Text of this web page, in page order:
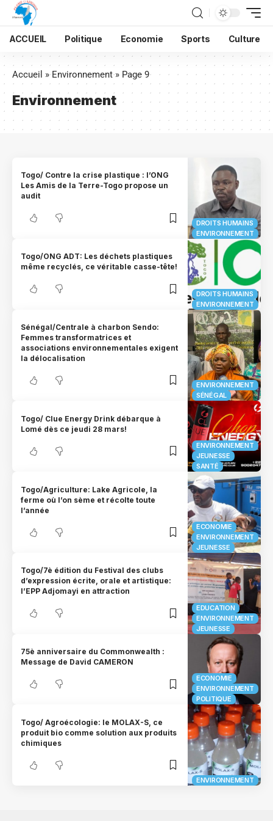
ACCUEIL Politique Economie Sports Culture
Accueil »Environnement» Page 9
Environnement
DROITS HUMAINS
ENVIRONNEMENT
Togo/ Contre la crise plastique : l’ONG
Les Amis de la Terre-Togo propose un
audit
DROITS HUMAINS
ENVIRONNEMENT
Togo/ONG ADT: Les déchets plastiques
même recyclés, ce véritable casse-tête!
ENVIRONNEMENT
SÉNÉGAL
Sénégal/Centrale à charbon Sendo:
Femmes transformatrices et
associations environnementales exigent
la délocalisation
ENVIRONNEMENT
JEUNESSE
SANTÉ
Togo/ Clue Energy Drink débarque à
Lomé dès ce jeudi 28 mars!
ECONOMIE
ENVIRONNEMENT
JEUNESSE
Togo/Agriculture: Lake Agricole, la
ferme où l’on sème et récolte toute
l’année
EDUCATION
ENVIRONNEMENT
JEUNESSE
Togo/7è édition du Festival des clubs
d’expression écrite, orale et artistique:
l’EPP Adjomayi en attraction
ECONOMIE
ENVIRONNEMENT
POLITIQUE
75è anniversaire du Commonwealth :
Message de David CAMERON
ENVIRONNEMENT
Togo/ Agroécologie: le MOLAX-S, ce
produit bio comme solution aux produits
chimiques